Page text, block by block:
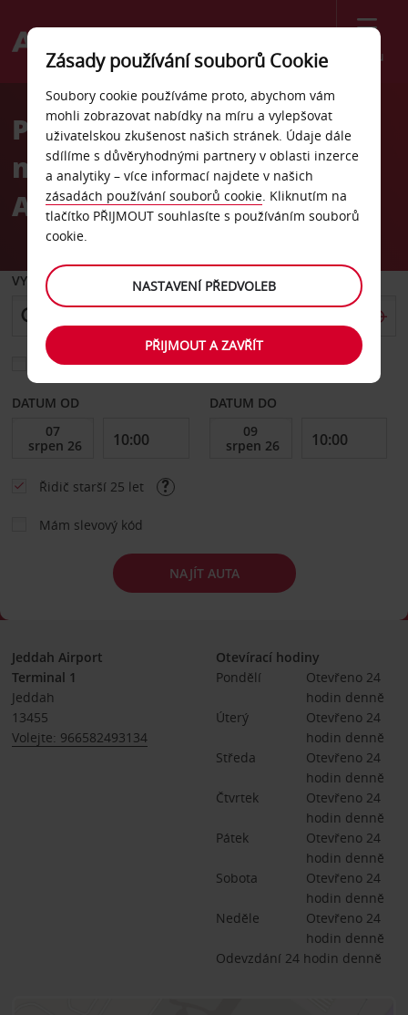
Menu
Welcome
AvisPronájem auta
mezinárodní letiště King
Abdulaziz
VYZVEDNOUT Z
Vyberte si jiné místo vrácení
DATUM OD DATUM DO
Řidič starší 25 let
Mám slevový kód
NAJÍT AUTA
Jeddah Airport
Terminal 1
Jeddah
13455
Volejte: 966582493134
Otevírací hodiny
Pondělí
Otevřeno 24
hodin denně
Úterý
Otevřeno 24
hodin denně
Středa
Otevřeno 24
hodin denně
Čtvrtek
Otevřeno 24
hodin denně
Pátek
Otevřeno 24
hodin denně
Sobota
Otevřeno 24
hodin denně
Neděle
Otevřeno 24
hodin denně
Odevzdání 24 hodin denně
Zásady používání souborů Cookie
Soubory cookie používáme proto, abychom vám
mohli zobrazovat nabídky na míru a vylepšovat
uživatelskou zkušenost našich stránek. Údaje dále
sdílíme s důvěryhodnými partnery v oblasti inzerce
a analytiky – více informací najdete v našich
zásadách používání souborů cookie. Kliknutím na
tlačítko PŘIJMOUT souhlasíte s používáním souborů
cookie.
NASTAVENÍ PŘEDVOLEB
PŘIJMOUT A ZAVŘÍT